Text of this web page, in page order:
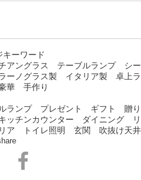
ーワード
アングラス テーブルランプ シー
ーノグラス製 イタリア製 卓上ラ
華 手作り
ランプ プレゼント ギフト 贈り
チンカウンター ダイニング リ
ア トイレ照明 玄関 吹抜け天井